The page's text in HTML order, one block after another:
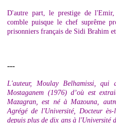
D'autre part, le prestige de
comble puisque le chef suprême
prisonniers français de Sidi Brahim
---
L'auteur, Moulay Belhamissi, qui
Mostaganem (1976) d’où est
Mazagran, est né à Mazouna,
Agrégé de l'Université, Docteur ès-
depuis plus de dix ans à l'Université